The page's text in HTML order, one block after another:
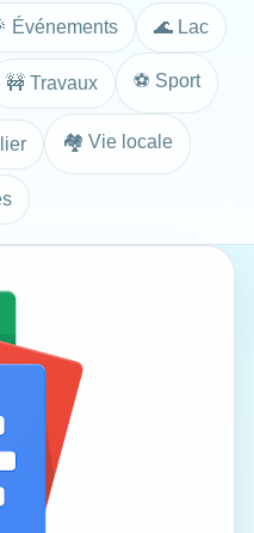
Événements 🌊 Lac
🚧 Travaux ⚽ Sport
🏘️ Vie locale